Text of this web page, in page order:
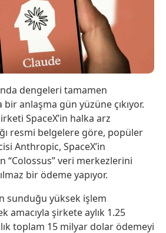
dengeleri tamamen
anlaşma gün yüzüne çıkıyor.
SpaceX’in halka arz
resmi belgelere göre, popüler
Anthropic, SpaceX’in
“Colossus” veri merkezlerini
bir ödeme yapıyor.
sunduğu yüksek işlem
amacıyla şirkete aylık 1.25
toplam 15 milyar dolar ödemeyi